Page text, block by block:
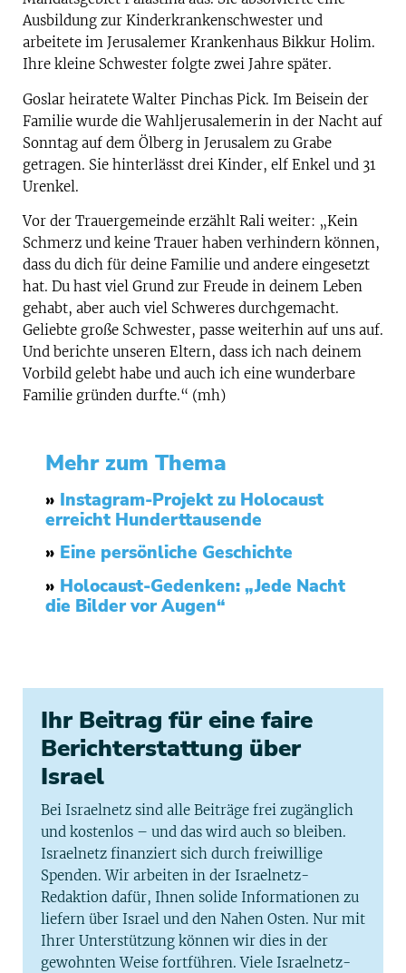
Ausbildung zur Kinderkrankenschwester und
arbeitete im Jerusalemer Krankenhaus Bikkur Holim.
Ihre kleine Schwester folgte zwei Jahre später.
Goslar heiratete Walter Pinchas Pick. Im Beisein der
Familie wurde die Wahljerusalemerin in der Nacht auf
Sonntag auf dem Ölberg in Jerusalem zu Grabe
getragen. Sie hinterlässt drei Kinder, elf Enkel und 31
Urenkel.
Vor der Trauergemeinde erzählt Rali weiter: „Kein
Schmerz und keine Trauer haben verhindern können,
dass du dich für deine Familie und andere eingesetzt
hat. Du hast viel Grund zur Freude in deinem Leben
gehabt, aber auch viel Schweres durchgemacht.
Geliebte große Schwester, passe weiterhin auf uns auf.
Und berichte unseren Eltern, dass ich nach deinem
Vorbild gelebt habe und auch ich eine wunderbare
Familie gründen durfte.“ (mh)
Mehr zum Thema
» Instagram-Projekt zu Holocaust
erreicht Hunderttausende
» Eine persönliche Geschichte
» Holocaust-Gedenken: „Jede Nacht
die Bilder vor Augen“
Ihr Beitrag für eine faire
Berichterstattung über
Israel
Bei Israelnetz sind alle Beiträge frei zugänglich
und kostenlos – und das wird auch so bleiben.
Israelnetz finanziert sich durch freiwillige
Spenden. Wir arbeiten in der Israelnetz-
Redaktion dafür, Ihnen solide Informationen zu
liefern über Israel und den Nahen Osten. Nur mit
Ihrer Unterstützung können wir dies in der
gewohnten Weise fortführen. Viele Israelnetz-